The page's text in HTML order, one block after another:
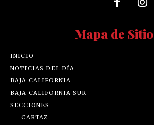
Mapa de Sitio
INICIO
NOTICIAS DEL DÍA
BAJA CALIFORNIA
BAJA CALIFORNIA SUR
SECCIONES
CARTAZ